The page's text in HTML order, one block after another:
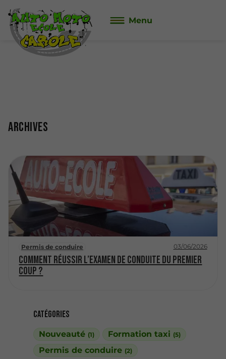
Menu
Catégories
Nouveauté (1) Formation taxi (5)
Permis de conduire (2)
Archives
Permis de conduire 03/06/2026
Comment réussir l’examen de conduite du premier
coup ?